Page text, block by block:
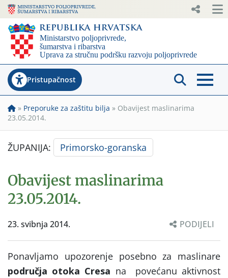
Pristupačnost
» Preporuke za zaštitu bilja » Obavijest maslinarima
23.05.2014.
ŽUPANIJA: Primorsko-goranska
Obavijest maslinarima
23.05.2014.
23. svibnja 2014. PODIJELI
Ponavljamo upozorenje posebno za maslinare
područja otoka Cresa na
povećanu aktivnost